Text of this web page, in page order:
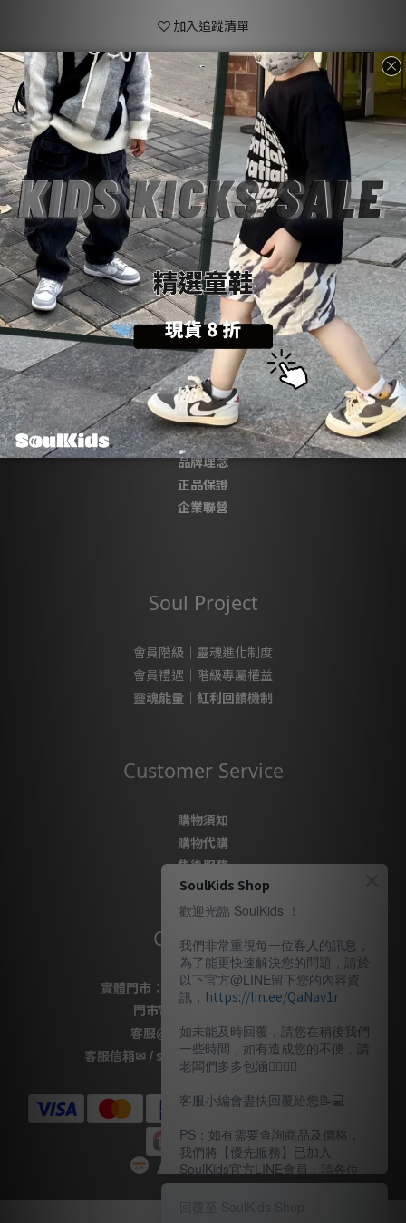
加入追蹤清單
商品描述
送貨及付款
方式
顧客評價
商品描述
💡 購物前請詳閱：【SoulKids購物須知與條約】
💬 商品諮詢與建議：【聯繫官方@LINE客服】
About SoulKids
關於我們
品牌理念
正品保證
企業聯營
Soul Project
會員階級｜靈魂進化制度
會員禮遇｜階級專屬權益
靈魂能量｜紅利回饋機制
Customer Service
購物須知
購物代購
售後服務
隱私政策
Contact Us
實體門市：
桃園市桃園區復興路69號
門市電話
03-337-1777
客服@LINE：＠soulkids
客服信箱✉ / shopsoulkids@gmail.com
SoulKids Shop
歡迎光臨 SoulKids ！
我們非常重視每一位客人的訊息，
為了能更快速解決您的問題，請於
以下官方@LINE留下您的內容資
訊， https://lin.ee/QaNav1r
如未能及時回覆，請您在稍後我們
一些時間，如有造成您的不便，請
老闆們多多包涵🙇🏽‍🙇‍♀️
客服小編會盡快回覆給您📝💻️
PS：如有需要查詢商品及價格，
我們將【優先服務】已加入
SoulKids官方LINE會員，請各位
老闆多多諒解。